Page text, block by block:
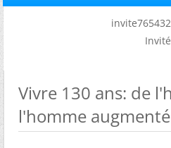
Invité
Vivre 130 ans: de
l'homme augmenté